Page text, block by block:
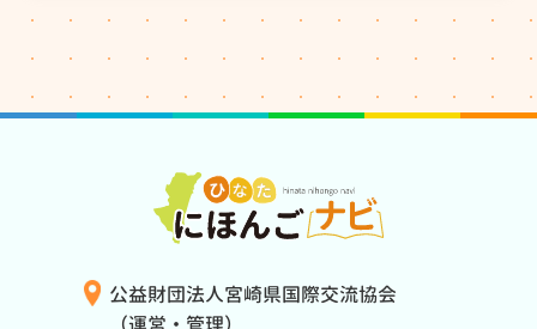
公益財団法人宮崎県国際交流協会